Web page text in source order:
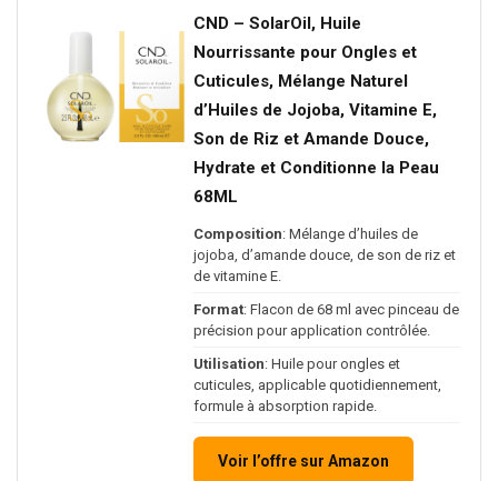
CND – SolarOil, Huile
Nourrissante pour Ongles et
Cuticules, Mélange Naturel
d’Huiles de Jojoba, Vitamine E,
Son de Riz et Amande Douce,
Hydrate et Conditionne la Peau
68ML
Composition: Mélange d’huiles de
jojoba, d’amande douce, de son de riz et
de vitamine E.
Format: Flacon de 68 ml avec pinceau de
précision pour application contrôlée.
Utilisation: Huile pour ongles et
cuticules, applicable quotidiennement,
formule à absorption rapide.
Voir l’offre sur Amazon